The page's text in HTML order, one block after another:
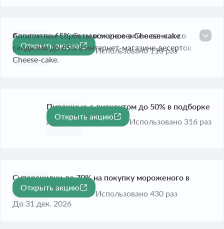
-65%
Скидки до 65% на мороженое в Cheese-cake
Истекает завтра
Аппетитные сорбеты и мороженое в ваннах со
скидками до 65% в интернет-магазине десертов
Cheese-cake.
Открыть акцию
Использовано 110 раз
-50%
Пирожные с дисконтом до 50% в подборке
До 31 дек. 2026
Открыть акцию
Использовано 316 раз
-70%
Суперскидки до 70% на покупку мороженого в
едином разделе
До 31 дек. 2026
Открыть акцию
Использовано 430 раз